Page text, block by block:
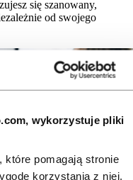
wykorzystuje pliki
które pomagają stronie
korzystania z niej.
się szanowany,
od swojego